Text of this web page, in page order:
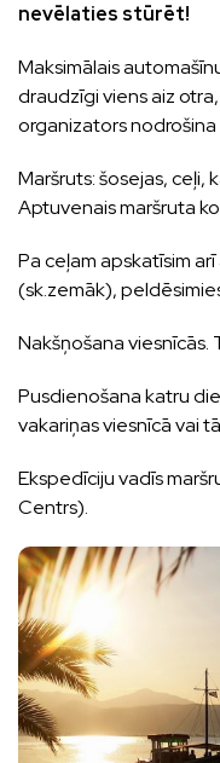
nevēlaties stūrēt!
Maksimālais
draudzīgi viens aiz
organizators nodrošina
Maršruts: šosejas, ceļi,
Aptuvenais maršruta
Pa ceļam apskatīsim
(sk.zemāk),
Nakšņošana viesnīcās.
Pusdienošana katru
vakariņas viesnīcā vai
Ekspedīciju vadīs
Centrs).